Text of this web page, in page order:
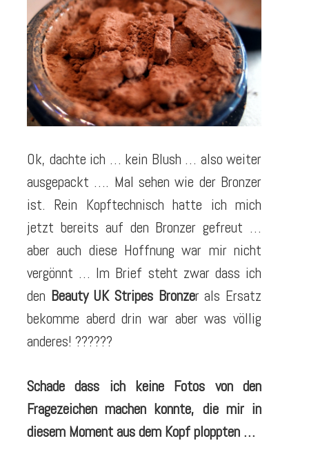
Ok, dachte ich … kein Blush … also weiter
ausgepackt …. Mal sehen wie der Bronzer
ist. Rein Kopftechnisch hatte ich mich
jetzt bereits auf den Bronzer gefreut …
aber auch diese Hoffnung war mir nicht
vergönnt … Im Brief steht zwar dass ich
den Beauty UK Stripes Bronzer als Ersatz
bekomme aberd drin war aber was völlig
anderes! ??????
Schade dass ich keine Fotos von den
Fragezeichen machen konnte, die mir in
diesem Moment aus dem Kopf ploppten …